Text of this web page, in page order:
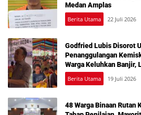
Medan Amplas
Berita Utama 22 Juli 2026
Godfried Lubis Disorot
Penanggulangan
Warga Keluhkan Banjir,
hingga Sulit Akses
Berita Utama 19 Juli 2026
48 Warga Binaan Rutan